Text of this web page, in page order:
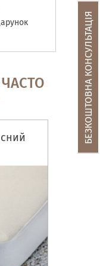
БЕЗКОШТОВНА КОНСУЛЬТАЦІЯ